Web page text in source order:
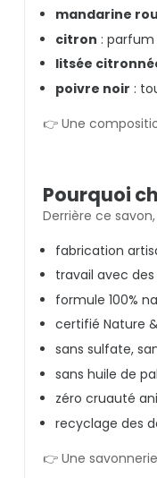
mandarine
citron :
litsée
poivre noir :
👉 Une
Pourquoi
Derrière ce
fabrication
travail avec
formule 100%
certifié Nature
sans sulfate,
sans huile de
zéro cruauté
recyclage des
👉 Une